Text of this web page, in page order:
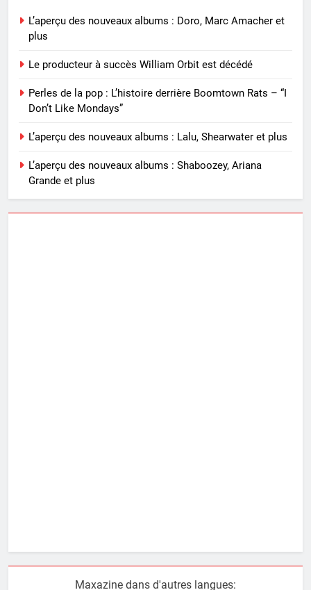
L’aperçu des nouveaux albums : Doro, Marc Amacher et
plus
Le producteur à succès William Orbit est décédé
Perles de la pop : L’histoire derrière Boomtown Rats – “I
Don’t Like Mondays”
L’aperçu des nouveaux albums : Lalu, Shearwater et plus
L’aperçu des nouveaux albums : Shaboozey, Ariana
Grande et plus
Maxazine dans d'autres langues: